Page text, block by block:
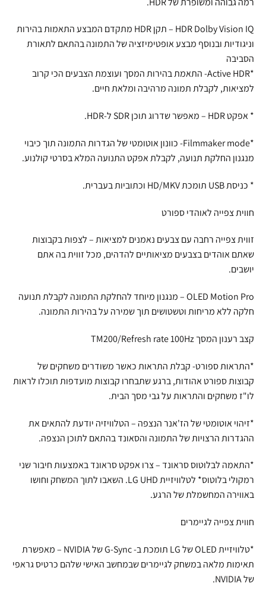
HDR Dolby Vision IQ – תקן HDR מתקדם המבצע התאמות בהירות
וניגודיות ובנוסף מבצע אופטימיזציה של התמונה בהתאם לתאורת
הסביבה
*Active HDR- התאמת בהירות המסך ועוצמת הצבעים הכי קרוב
למציאות, לקבלת תמונה מרהיבה ומלאת חיים.
* אפקט HDR – מאפשר שדרוג תוכן SDR ל-HDR.
*Filmmaker mode- כוונון אוטומטי של הגדרות התמונה תוך כיבוי
מנגנון החלקת תנועה, לקבלת אפקט התנועה המלא בסרטי קולנוע.
* כניסת USB תומכת HD/MKV וכתוביות בעברית.
חווית צפייה לאוהדי ספורט
זווית צפייה רחבה עם צבעים נאמנים למציאות – לצפות בקבוצות
שאתם אוהדים בצבעים מציאותיים להדהים, מכל זווית בה אתם
יושבים.
OLED Motion Pro – מנגנון מיוחד להחלקת התמונה לקבלת תנועה
חלקה ללא מריחות וטשטושים תוך שמירה על בהירות התמונה.
קצב רענון המסך TM200/Refresh rate 100Hz
*התראות ספורט- קבלת התראות כאשר משודרים משחקים של
קבוצות ספורט אהודות, ברגע שתבחרו קבוצות מועדפות תוכלו לראות
לו"ז משחקים והתראות על גבי מסך הבית.
*זיהוי אוטומטי של הז'אנר הנצפה – הטלוויזיה יודעת להתאים את
ההגדרות הרצויות של התמונה והסאונד בהתאם לתוכן הנצפה.
*התאמה לבלוטוס סראונד – צרו אפקט סראונד באמצעות חיבור שני
רמקולי בלוטוס* לטלוויזיית LG UHD. השאבו לתוך המשחק וחושו
באווירה המחשמלת של הרגע.
חווית צפייה לגיימרים
*טלוויזיית OLED של LG תומכת ב- G-Sync של NVIDIA – מאפשרת
תאימות מלאה במשחק לגיימרים שבמחשב האישי שלהם כרטיס גראפי
של NVIDIA.